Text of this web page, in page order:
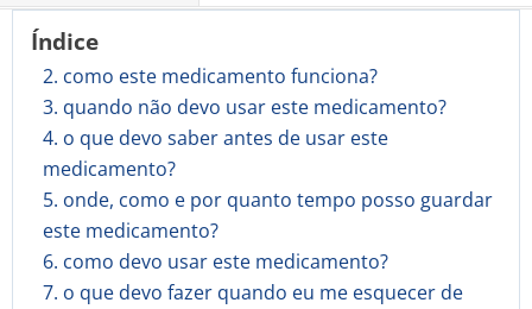
Índice
2. como este medicamento funciona?
3. quando não devo usar este medicamento?
4. o que devo saber antes de usar este
medicamento?
5. onde, como e por quanto tempo posso guardar
este medicamento?
6. como devo usar este medicamento?
7. o que devo fazer quando eu me esquecer de